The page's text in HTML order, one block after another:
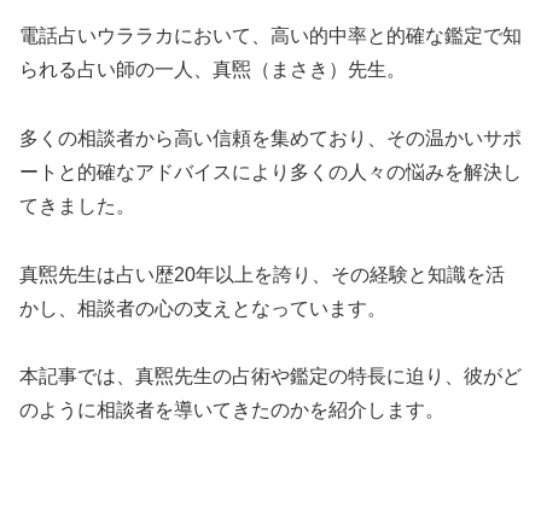
電話占いウララカにおいて、高い的中率と的確な鑑定で知
られる占い師の一人、真煕（まさき）先生。
多くの相談者から高い信頼を集めており、その温かいサポ
ートと的確なアドバイスにより多くの人々の悩みを解決し
てきました。
真煕先生は占い歴20年以上を誇り、その経験と知識を活
かし、相談者の心の支えとなっています。
本記事では、真煕先生の占術や鑑定の特長に迫り、彼がど
のように相談者を導いてきたのかを紹介します。